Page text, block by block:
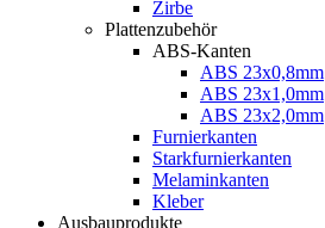
Zirbe
Plattenzubehör
ABS-Kanten
ABS 23x0,8mm
ABS 23x1,0mm
ABS 23x2,0mm
Furnierkanten
Starkfurnierkanten
Melaminkanten
Kleber
Ausbauprodukte